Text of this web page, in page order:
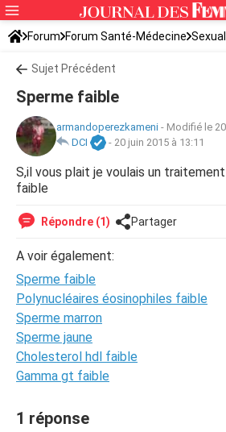
Forum Forum Santé-Médecine
Sujet Précédent
Sperme faible
armandoperezkameni - Modifié le
DCI
- 20 juin 2015 à 13:11
S,il vous plait je voulais un
faible
Répondre (1) Partager
A voir également:
Sperme faible
Polynucléaires éosinophiles faible
Sperme marron
Sperme jaune
Cholesterol hdl faible
Gamma gt faible
1 réponse